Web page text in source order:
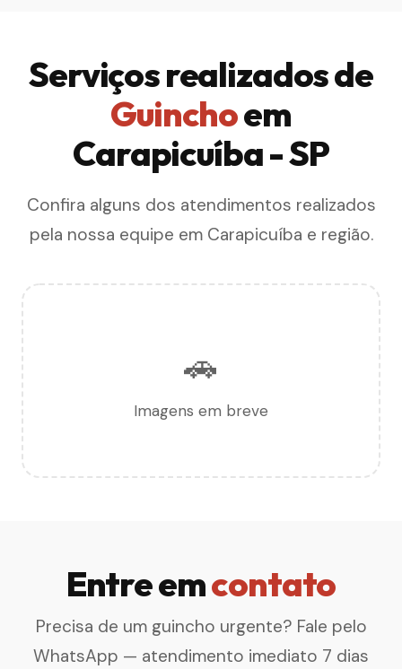
Serviços realizados de
Guinchoem
Carapicuíba - SP
Confira alguns dos atendimentos realizados
pela nossa equipe em Carapicuíba e região.
🚗
Imagens em breve
Entre emcontato
Precisa de um guincho urgente? Fale pelo
WhatsApp — atendimento imediato 7 dias